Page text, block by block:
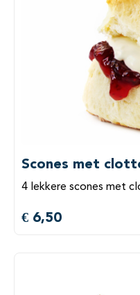
Scones met
4 lekkere scones met
€ 6,50